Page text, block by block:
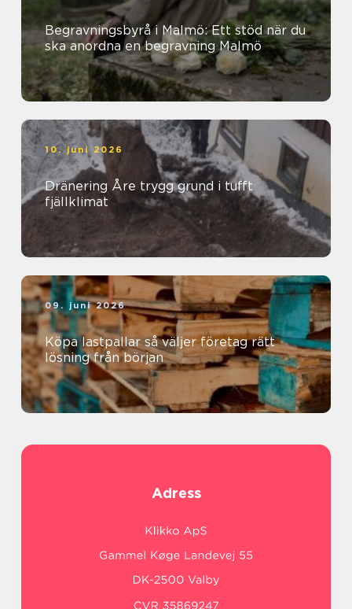
Begravningsbyrå i Malmö: Ett stöd när du
ska anordna en begravning Malmö
10. juni 2026
Dränering Åre trygg grund i tufft
fjällklimat
09. juni 2026
Köpa lastpallar så väljer företag rätt
lösning från början
Adress